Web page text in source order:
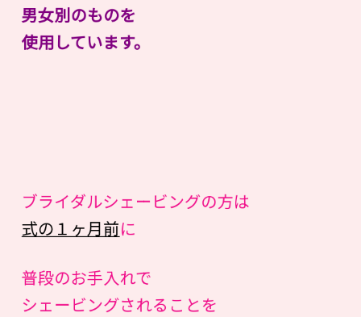
男女別のものを
使用しています。
ブライダルシェービングの方は
式の１ヶ月前に
普段のお手入れで
シェービングされることを